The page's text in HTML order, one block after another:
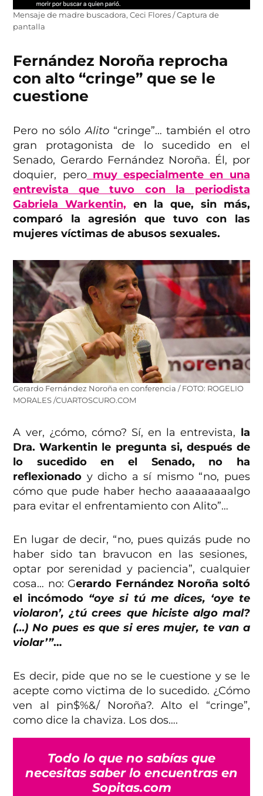
Mensaje de madre buscadora, Ceci Flores / Captura de
pantalla
Fernández Noroña reprocha
con alto “cringe” que se le
cuestione
Pero no sóloAlito“cringe”… también el otro
gran protagonista de lo sucedido en el
Senado, Gerardo Fernández Noroña. Él, por
doquier, pero muy especialmente en una
entrevista que tuvo con la periodista
Gabriela Warkentin, en la que, sin más,
comparó la agresión que tuvo con las
mujeres víctimas de abusos sexuales.
Gerardo Fernández Noroña en conferencia / FOTO: ROGELIO
MORALES /CUARTOSCURO.COM
A ver, ¿cómo, cómo? Sí, en la entrevista, la
Dra. Warkentin le pregunta si, después de
lo sucedido en el Senado, no ha
reflexionado y dicho a sí mismo “no, pues
cómo que pude haber hecho aaaaaaaaalgo
para evitar el enfrentamiento con Alito”…
En lugar de decir, “no, pues quizás pude no
haber sido tan bravucon en las sesiones,
optar por serenidad y paciencia”, cualquier
cosa… no: Gerardo Fernández Noroña soltó
el incómodo “oye si tú me dices, ‘oye te
violaron’, ¿tú crees que hiciste algo mal?
(…) No pues es que si eres mujer, te van a
violar’”…
Es decir, pide que no se le cuestione y se le
acepte como victima de lo sucedido. ¿Cómo
ven al pin$%&/ Noroña?. Alto el “cringe”,
como dice la chaviza. Los dos….
Todo lo que no sabías que
necesitas saber lo encuentras en
Sopitas.com